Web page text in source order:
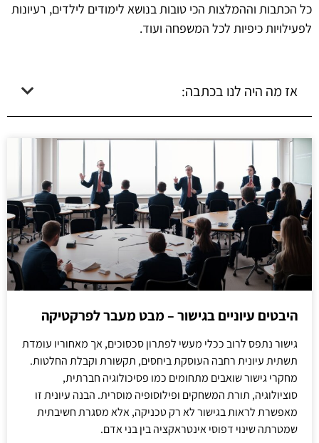
כל הכתבות וההמלצות הכי טובות בנושא לימודים לילדים, רעיונות
לפעילויות כיפיות לכל המשפחה ועוד.
אז מה היה לנו בכתבה:
היבטים עיוניים בגישור – מבט מעבר לפרקטיקה
גישור נתפס לרוב ככלי מעשי לפתרון סכסוכים, אך מאחוריו עומדת
תשתית עיונית רחבה העוסקת ביחסים, תקשורת וקבלת החלטות.
מחקרי גישור שואבים מתחומים כמו פסיכולוגיה חברתית,
סוציולוגיה, תורת המשחקים ופילוסופיה מוסרית. הבנה עיונית זו
מאפשרת לראות בגישור לא רק טכניקה, אלא מסגרת חשיבתית
שמטרתה שינוי דפוסי אינטראקציה בין בני אדם.